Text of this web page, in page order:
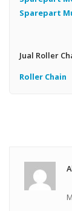
Sparepart
Jual Roller
Roller Chain